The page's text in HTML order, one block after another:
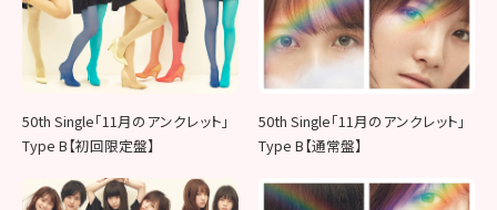
50th Single「11月のアンクレット」
Type B【初回限定盤】
50th Single「11月のアンクレット」
Type B【通常盤】